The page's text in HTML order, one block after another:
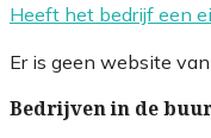
Heeft het bedrijf een
Er is geen website
Bedrijven in de